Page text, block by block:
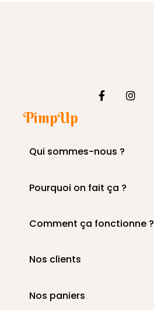
PimpUp
Qui sommes-nous ?
Pourquoi on fait ça ?
Comment ça fonctionne ?
Nos clients
Nos paniers